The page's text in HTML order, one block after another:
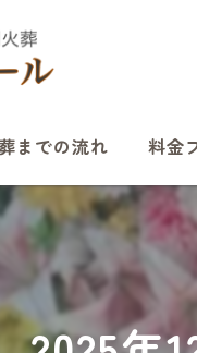
までの流れ 料金